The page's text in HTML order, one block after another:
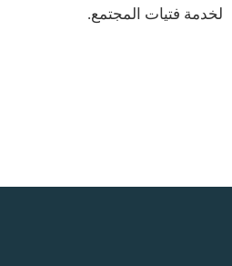
لخدمة فتيات المجتمع.